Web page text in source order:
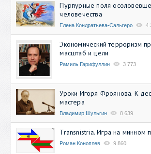
Пурпурные поля
человечества
Елена Кондратьева-Сальгеро 4
Экономический терроризм
масштаб и цели
Рамиль Гарифуллин 3 773
Уроки Игоря Фроянова. К
мастера
Владимир Шульгин 8 639
Transnistria. Игра на минном
Роман Коноплев 9 860